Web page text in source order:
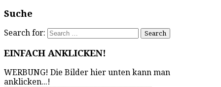
Suche
Search for:
EINFACH ANKLICKEN!
WERBUNG! Die Bilder hier unten kann man
anklicken...!